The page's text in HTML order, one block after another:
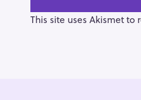
v
This site uses Akismet to